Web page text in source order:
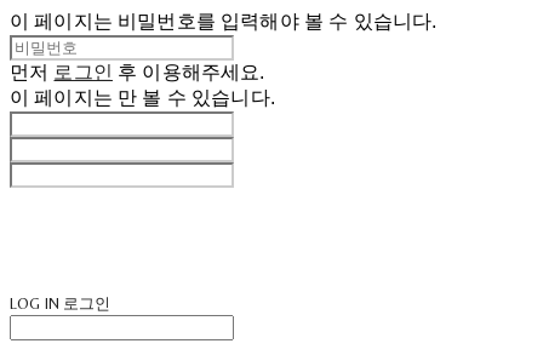
이 페이지는 비밀번호를 입력해야 볼 수 있습니다.
먼저 로그인 후 이용해주세요.
이 페이지는 만 볼 수 있습니다.
LOG IN 로그인